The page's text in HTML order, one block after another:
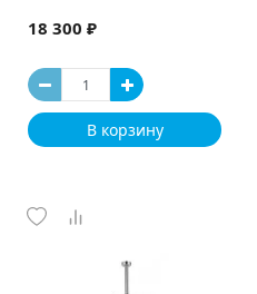
18 300 ₽
В корзину